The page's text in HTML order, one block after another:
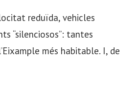
reduïda, vehicles
“silenciosos”: tantes
més habitable. I, de